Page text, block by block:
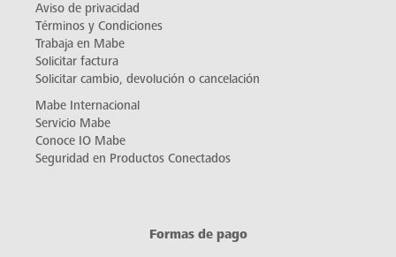
Aviso de privacidad
Términos y Condiciones
Trabaja en Mabe
Solicitar factura
Solicitar cambio, devolución o cancelación
Mabe Internacional
Servicio Mabe
Conoce IO Mabe
Seguridad en Productos Conectados
Formas de pago